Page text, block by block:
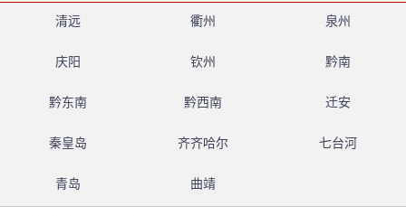
清远 衢州 泉州
庆阳 钦州 黔南
黔东南 黔西南 迁安
秦皇岛 齐齐哈尔 七台河
青岛 曲靖